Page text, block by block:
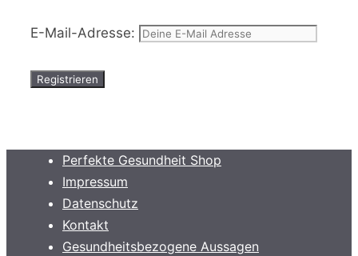
E-Mail-Adresse:
Perfekte Gesundheit Shop
Impressum
Datenschutz
Kontakt
Gesundheitsbezogene Aussagen